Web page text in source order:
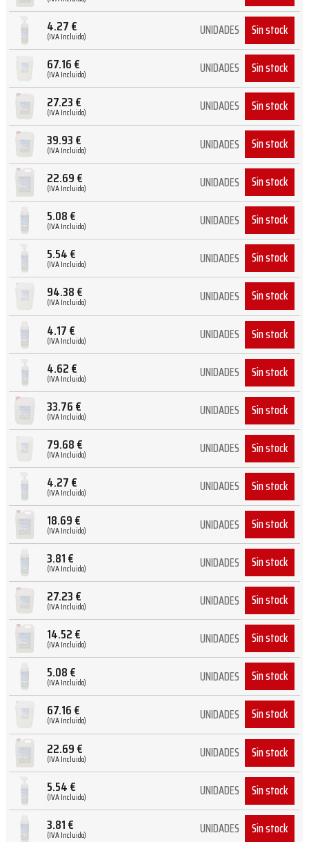
4.27€
(IVA Incluido) UNIDADES Sin stock
67.16€
(IVA Incluido) UNIDADES Sin stock
27.23€
(IVA Incluido) UNIDADES Sin stock
39.93€
(IVA Incluido) UNIDADES Sin stock
22.69€
(IVA Incluido) UNIDADES Sin stock
5.08€
(IVA Incluido) UNIDADES Sin stock
5.54€
(IVA Incluido) UNIDADES Sin stock
94.38€
(IVA Incluido) UNIDADES Sin stock
4.17€
(IVA Incluido) UNIDADES Sin stock
4.62€
(IVA Incluido) UNIDADES Sin stock
33.76€
(IVA Incluido) UNIDADES Sin stock
79.68€
(IVA Incluido) UNIDADES Sin stock
4.27€
(IVA Incluido) UNIDADES Sin stock
18.69€
(IVA Incluido) UNIDADES Sin stock
3.81€
(IVA Incluido) UNIDADES Sin stock
27.23€
(IVA Incluido) UNIDADES Sin stock
14.52€
(IVA Incluido) UNIDADES Sin stock
5.08€
(IVA Incluido) UNIDADES Sin stock
67.16€
(IVA Incluido) UNIDADES Sin stock
22.69€
(IVA Incluido) UNIDADES Sin stock
5.54€
(IVA Incluido) UNIDADES Sin stock
3.81€
(IVA Incluido) UNIDADES Sin stock